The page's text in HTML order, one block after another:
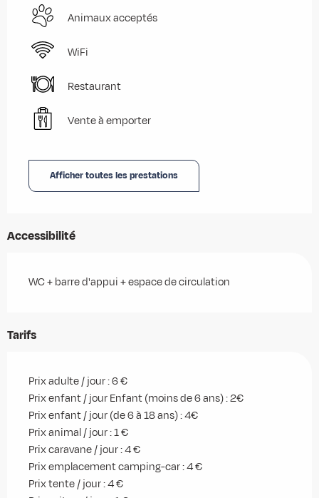
Animaux acceptés
WiFi
Restaurant
Vente à emporter
Afficher toutes les prestations
Accessibilité
WC + barre d'appui + espace de circulation
Tarifs
Prix adulte / jour : 6 €
Prix enfant / jour Enfant (moins de 6 ans) : 2€
Prix enfant / jour (de 6 à 18 ans) : 4€
Prix animal / jour : 1 €
Prix caravane / jour : 4 €
Prix emplacement camping-car : 4 €
Prix tente / jour : 4 €